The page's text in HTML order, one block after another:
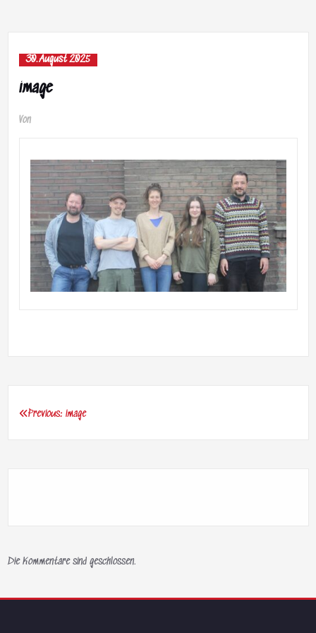
30. August 2025
image
Von
Beitragsnavigation
Previous: image
Die Kommentare sind geschlossen.